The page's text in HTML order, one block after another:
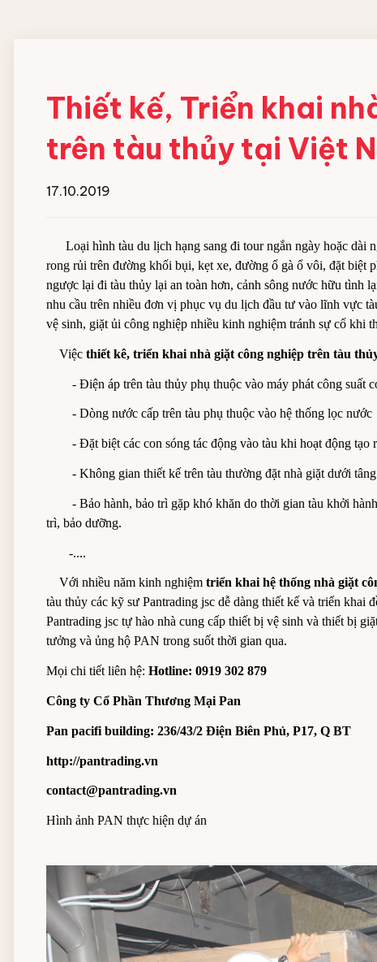
Máy gấp xếp đồ vải công nghiệp
IPSO
Chất giặt chính
Chất gia tăng độ kiềm
Chất tẩy trắng
Hóa chất hồ vải Công
Thiết kế, Triển khai
trên tàu thủy tại Việt
17.10.2019
Loại hình tàu du lịch hạng sang đi tour ngắn ngày hoặc dài
rong rủi trên đường khối bụi, kẹt xe, đường ổ gà ổ vôi, đặt biệt
ngược lại đi tàu thủy lại an toàn hơn, cảnh sông nước hữu tình
nhu cầu trên nhiều đơn vị phục vụ du lịch đầu tư vào lĩnh vực
vệ sinh, giặt ủi công nghiệp nhiều kinh nghiệm tránh sự cố khi
Việc thiết kê, triển khai nhà giặt công nghiệp trên tàu
- Điện áp trên tàu thủy phụ thuộc vào máy phát công suất
- Dòng nước cấp trên tàu phụ thuộc vào hệ thống lọc nước
- Đặt biệt các con sóng tác động vào tàu khi hoạt động tạo
- Không gian thiết kế trên tàu thường đặt nhà giặt dưới tâng
- Bảo hành, bảo trì gặp khó khăn do thời gian tàu khởi hành
trì, bảo dưỡng.
-....
Với nhiều năm kinh nghiệm triển khai hệ thống nhà giặt
tàu thủy các kỹ sư Pantrading jsc dễ dàng thiết kế và triển
Pantrading jsc tự hào nhà cung cấp thiết bị vệ sinh và thiết bị
tưởng và ủng hộ PAN trong suốt thời gian qua.
Mọi chi tiết liên hệ: Hotline: 0919 302 879
Công ty Cổ Phần Thương Mại Pan
Pan pacifi building: 236/43/2 Điện Biên Phủ, P17, Q BT
http://pantrading.vn
contact@pantrading.vn
Hình ảnh PAN thực hiện dự án